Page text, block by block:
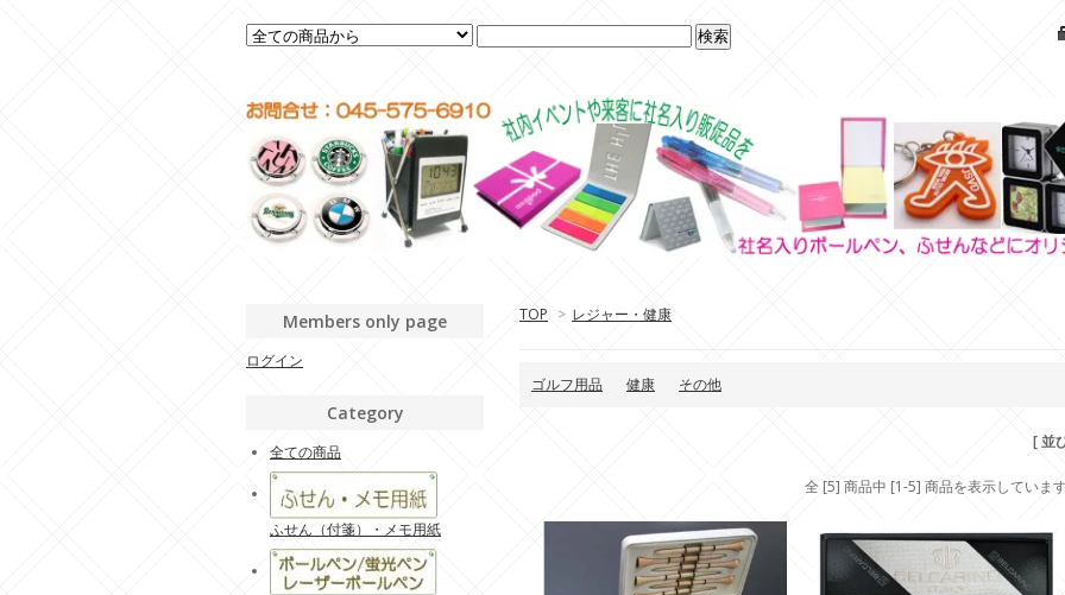
TOP > レジャー・健康
ゴルフ用品 健康 その他
[ 並
全 [5] 商品中 [1-5] 商品を表示していま
Members only page
ログイン
Category
全ての商品
ふせん（付箋）・メモ用紙